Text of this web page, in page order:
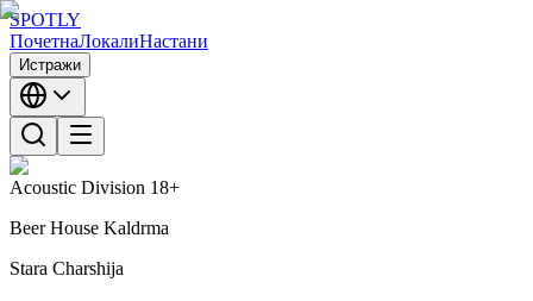
SPOTLY
ПочетнаЛокалиНастани
Истражи
Acoustic Division 18+
Beer House Kaldrma
Stara Charshija